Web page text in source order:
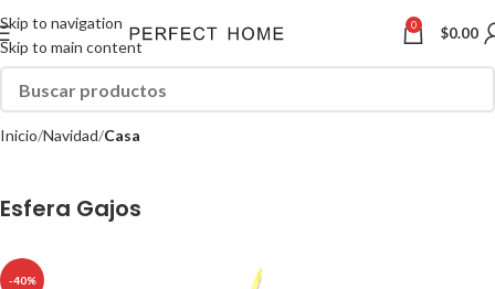
Skip to navigation
Skip to main content
0 $0.00
Inicio Navidad Casa
Esfera Gajos
-40%